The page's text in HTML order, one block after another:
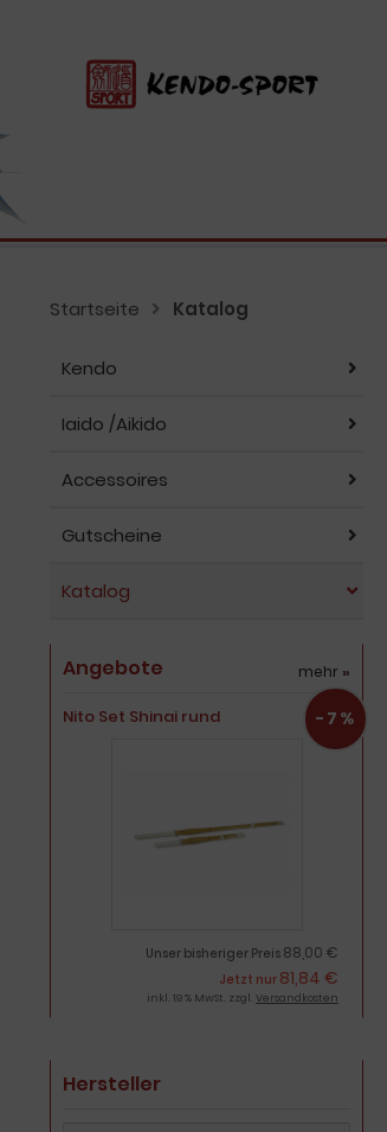
Startseite Katalog
Kendo
Iaido /Aikido
Accessoires
Gutscheine
Katalog
Angebote mehr »
Nito Set Shinai rund
Unser bisheriger Preis 88,00 €
Jetzt nur 81,84 €
-7%
inkl. 19 % MwSt. zzgl. Versandkosten
Hersteller